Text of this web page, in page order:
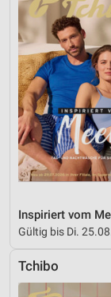
Inspiriert vom
Gültig bis Di. 25.08.
Tchibo